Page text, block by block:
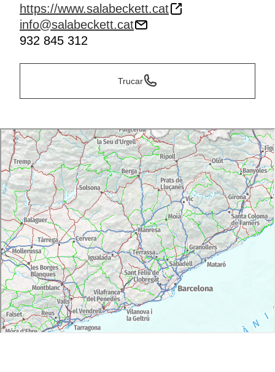
https://www.salabeckett.cat
info@salabeckett.cat
932 845 312
Trucar